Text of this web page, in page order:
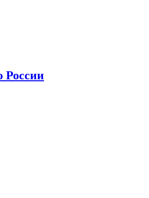
России